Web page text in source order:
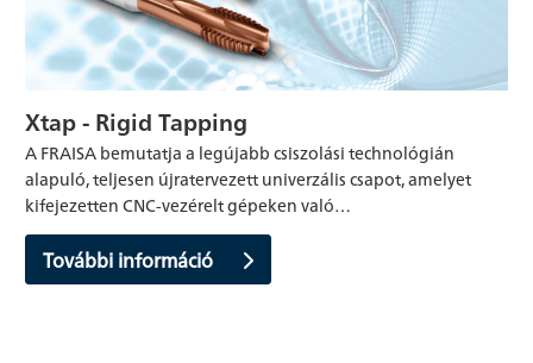
Xtap - Rigid Tapping
A FRAISA bemutatja a legújabb csiszolási technológián
alapuló, teljesen újratervezett univerzális csapot, amelyet
kifejezetten CNC-vezérelt gépeken való…
További információ